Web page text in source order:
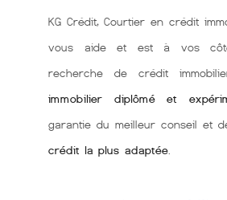
KG Crédit, Courtier en crédit
vous aide et est à vos
recherche de crédit
immobilier diplômé et
garantie du meilleur conseil et
crédit la plus adaptée